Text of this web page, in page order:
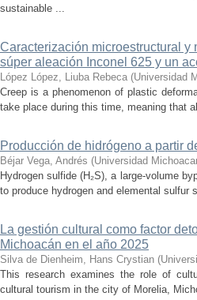
sustainable ...
Caracterización microestructural
súper aleación Inconel 625 y un
López López, Liuba Rebeca (Universidad
Creep is a phenomenon of plastic
take place during this time, meaning that
Producción de hidrógeno a partir
Béjar Vega, Andrés (Universidad
Hydrogen sulfide (H₂S), a large-volume
to produce hydrogen and elemental
La gestión cultural como factor
Michoacán en el año 2025
Silva de Dienheim, Hans Crystian (
This research examines the role of
cultural tourism in the city of Morelia,